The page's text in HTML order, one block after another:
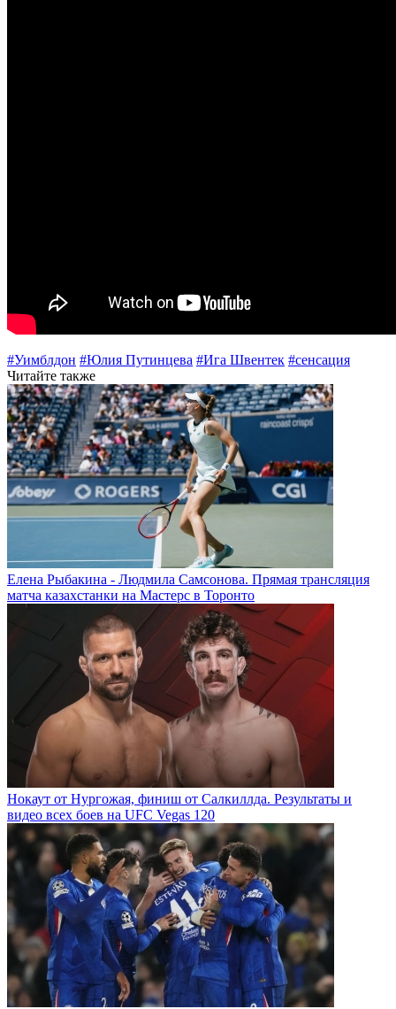
#Уимблдон #Юлия Путинцева #Ига Швентек #сенсация
Читайте также
Елена Рыбакина - Людмила Самсонова. Прямая трансляция
матча казахстанки на Мастерс в Торонто
Нокаут от Нургожая, финиш от Салкиллда. Результаты и
видео всех боев на UFC Vegas 120